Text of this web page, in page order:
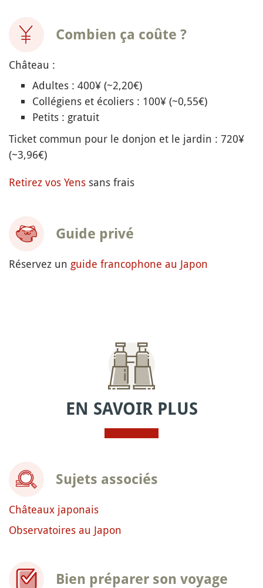
Combien ça coûte ?
Château :
Adultes : 400¥ (~2,20€)
Collégiens et écoliers : 100¥ (~0,55€)
Petits : gratuit
Ticket commun pour le donjon et le jardin : 720¥
(~3,96€)
Retirez vos Yens sans frais
Guide privé
Réservez un guide francophone au Japon
EN SAVOIR PLUS
Sujets associés
Châteaux japonais
Observatoires au Japon
Bien préparer son voyage